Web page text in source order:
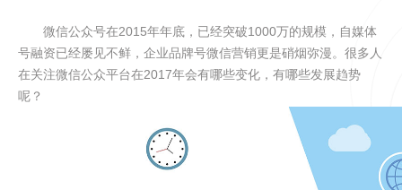
微信公众号在2015年年底，已经突破1000万的规模，自媒体
号融资已经屡见不鲜，企业品牌号微信营销更是硝烟弥漫。很多人
在关注微信公众平台在2017年会有哪些变化，有哪些发展趋势
呢？